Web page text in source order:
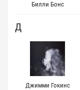
Билли Бонс
Д
Джимми Гокинс